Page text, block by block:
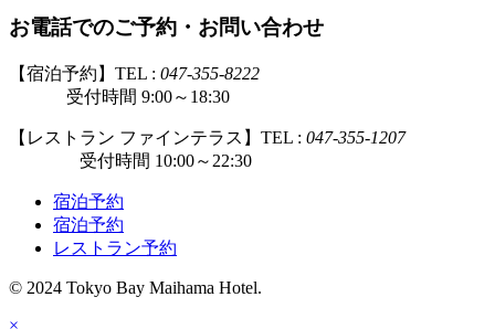
お電話でのご予約・お問い合わせ
【宿泊予約】TEL : 047-355-8222
受付時間 9:00～18:30
【レストラン ファインテラス】TEL : 047-355-1207
受付時間 10:00～22:30
宿泊予約
宿泊予約
レストラン予約
© 2024 Tokyo Bay Maihama Hotel.
×